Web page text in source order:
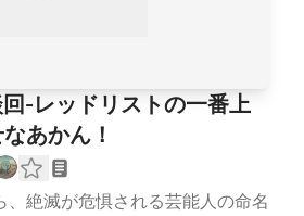
-レッドリストの一番上
あかん！
、絶滅が危惧される芸能人の命名